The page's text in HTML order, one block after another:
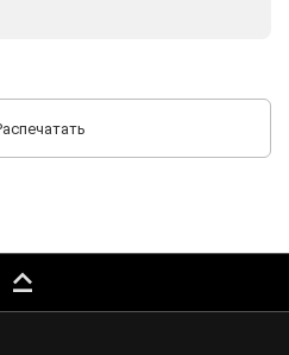
keyboard_capslock